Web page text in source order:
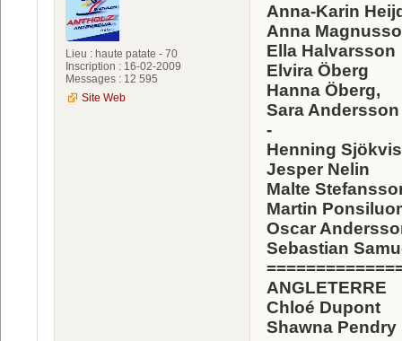
Lieu : haute patate - 70
Inscription : 16-02-2009
Messages : 12 595
Site Web
Anna-Karin
Anna
Ella Halvarsson
Elvira Öberg
Hanna Öberg,
Sara Andersson
-
Henning
Jesper Nelin
Malte
Martin
Oscar
Sebastian
ANGLETERRE
Chloé Dupont
Shawna Pendry